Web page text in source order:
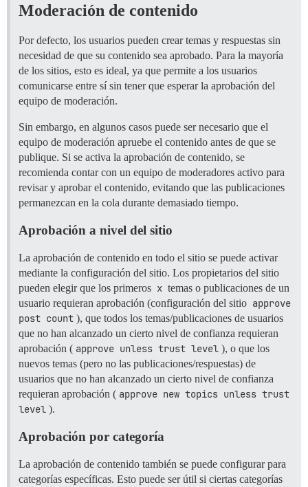
Moderación de contenido
Por defecto, los usuarios pueden crear temas y respuestas sin
necesidad de que su contenido sea aprobado. Para la mayoría
de los sitios, esto es ideal, ya que permite a los usuarios
comunicarse entre sí sin tener que esperar la aprobación del
equipo de moderación.
Sin embargo, en algunos casos puede ser necesario que el
equipo de moderación apruebe el contenido antes de que se
publique. Si se activa la aprobación de contenido, se
recomienda contar con un equipo de moderadores activo para
revisar y aprobar el contenido, evitando que las publicaciones
permanezcan en la cola durante demasiado tiempo.
Aprobación a nivel del sitio
La aprobación de contenido en todo el sitio se puede activar
mediante la configuración del sitio. Los propietarios del sitio
pueden elegir que los primeros x temas o publicaciones de un
usuario requieran aprobación (configuración del sitio approve
post count ), que todos los temas/publicaciones de usuarios
que no han alcanzado un cierto nivel de confianza requieran
aprobación ( approve unless trust level ), o que los
nuevos temas (pero no las publicaciones/respuestas) de
usuarios que no han alcanzado un cierto nivel de confianza
requieran aprobación ( approve new topics unless trust
level ).
Aprobación por categoría
La aprobación de contenido también se puede configurar para
categorías específicas. Esto puede ser útil si ciertas categorías